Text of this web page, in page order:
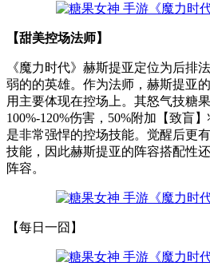
【甜美控场法师】
《魔力时代》赫斯提亚定位为后排
弱的的英雄。作为法师，赫斯提亚
用主要体现在控场上。其怒气技糖
100%-120%伤害，50%附加【致盲
是非常强悍的控场技能。觉醒后更
技能，因此赫斯提亚的阵容搭配性
阵容。
【每日一囧】